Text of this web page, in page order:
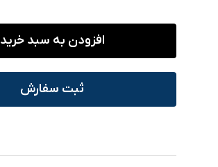
افزودن به سبد خرید
ثبت سفارش